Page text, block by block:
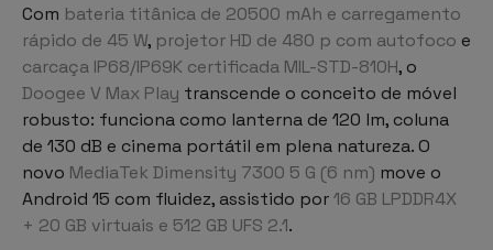
Com bateria titânica de 20500 mAh e carregamento
rápido de 45 W, projetor HD de 480 p com autofoco e
carcaça IP68/IP69K certificada MIL-STD-810H, o
Doogee V Max Play transcende o conceito de móvel
robusto: funciona como lanterna de 120 lm, coluna
de 130 dB e cinema portátil em plena natureza. O
novo MediaTek Dimensity 7300 5 G (6 nm) move o
Android 15 com fluidez, assistido por16 GB LPDDR4X
+ 20 GB virtuais e 512 GB UFS 2.1.